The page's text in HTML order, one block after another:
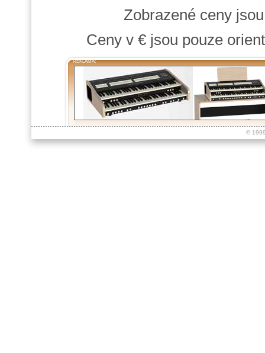
Zobrazené ceny
Ceny v € jsou pouze
REKLAMA:
©